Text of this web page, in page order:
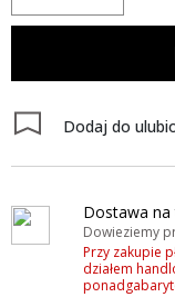
Dodaj do
Dostawa na
Dowieziemy
Przy zakupie
działem